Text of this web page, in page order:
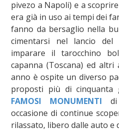
pivezo a Napoli) e a
era già in uso ai tempi dei
fanno da bersaglio nella
cimentarsi nel lancio
imparare il tarocchino
capanna (Toscana) ed altri
anno è ospite un diverso
proposti più di cinquanta
FAMOSI MONUMENTI di
occasione di continue
rilassato, libero dalle auto e